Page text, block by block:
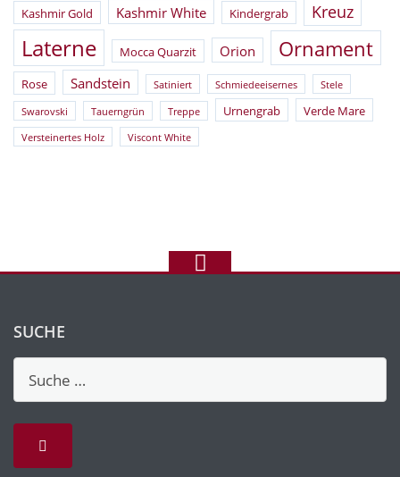
Kashmir Gold Kashmir White Kindergrab Kreuz
Laterne Mocca Quarzit Orion Ornament
Rose Sandstein Satiniert Schmiedeeisernes Stele
Swarovski Tauerngrün Treppe Urnengrab Verde Mare
Versteinertes Holz Viscont White
SUCHE